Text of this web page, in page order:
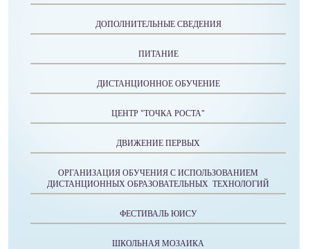
ДОПОЛНИТЕЛЬНЫЕ СВЕДЕНИЯ
ПИТАНИЕ
ДИСТАНЦИОННОЕ ОБУЧЕНИЕ
ЦЕНТР "ТОЧКА РОСТА"
ДВИЖЕНИЕ ПЕРВЫХ
ОРГАНИЗАЦИЯ ОБУЧЕНИЯ С ИСПОЛЬЗОВАНИЕМ
ДИСТАНЦИОННЫХ ОБРАЗОВАТЕЛЬНЫХ ТЕХНОЛОГИЙ
ФЕСТИВАЛЬ ЮИСУ
ШКОЛЬНАЯ МОЗАИКА